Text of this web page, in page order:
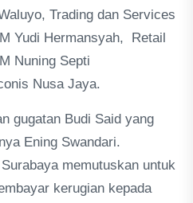
Trading dan Services
Yudi Hermansyah, Retail
Nuning Septi
Nusa Jaya.
gugatan Budi Said yang
Ening Swandari.
memutuskan untuk
kerugian kepada